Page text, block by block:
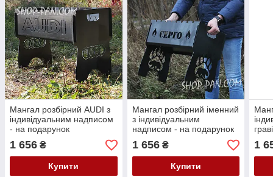
Мангал розбірний AUDI з
індивідуальним надписом
- на подарунок
1 656 ₴
Купити
Мангал розбірний іменний
з індивідуальним
надписом - на подарунок
1 656₴
Купити
1